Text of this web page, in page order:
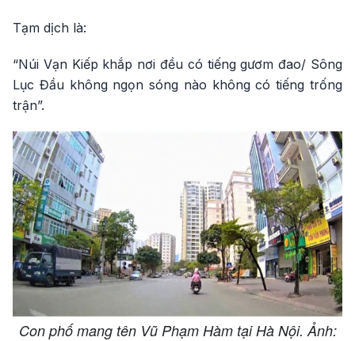
Tạm dịch là:
“Núi Vạn Kiếp khắp nơi đều có tiếng gươm đao/ Sông
Lục Đầu không ngọn sóng nào không có tiếng trống
trận”.
Con phố mang tên Vũ Phạm Hàm tại Hà Nội. Ảnh: